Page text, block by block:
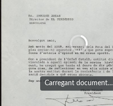
Carregant document…